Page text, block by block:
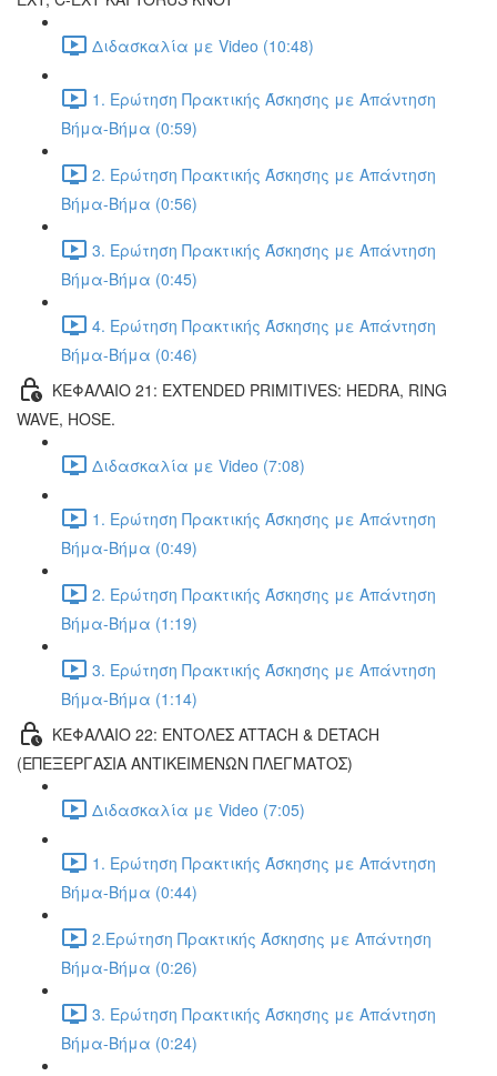
Διδασκαλία με Video (10:48)
1. Ερώτηση Πρακτικής Άσκησης με Απάντηση
Βήμα-Βήμα (0:59)
2. Ερώτηση Πρακτικής Άσκησης με Απάντηση
Βήμα-Βήμα (0:56)
3. Ερώτηση Πρακτικής Άσκησης με Απάντηση
Βήμα-Βήμα (0:45)
4. Ερώτηση Πρακτικής Άσκησης με Απάντηση
Βήμα-Βήμα (0:46)
ΚΕΦΑΛΑΙΟ 21: EXTENDED PRIMITIVES: HEDRA, RING
WAVE, HOSE.
Διδασκαλία με Video (7:08)
1. Ερώτηση Πρακτικής Άσκησης με Απάντηση
Βήμα-Βήμα (0:49)
2. Ερώτηση Πρακτικής Άσκησης με Απάντηση
Βήμα-Βήμα (1:19)
3. Ερώτηση Πρακτικής Άσκησης με Απάντηση
Βήμα-Βήμα (1:14)
ΚΕΦΑΛΑΙΟ 22: ΕΝΤΟΛΕΣ ATTACH & DETACH
(ΕΠΕΞΕΡΓΑΣΙΑ ΑΝΤΙΚΕΙΜΕΝΩΝ ΠΛΕΓΜΑΤΟΣ)
Διδασκαλία με Video (7:05)
1. Ερώτηση Πρακτικής Άσκησης με Απάντηση
Βήμα-Βήμα (0:44)
2.Ερώτηση Πρακτικής Άσκησης με Απάντηση
Βήμα-Βήμα (0:26)
3. Ερώτηση Πρακτικής Άσκησης με Απάντηση
Βήμα-Βήμα (0:24)